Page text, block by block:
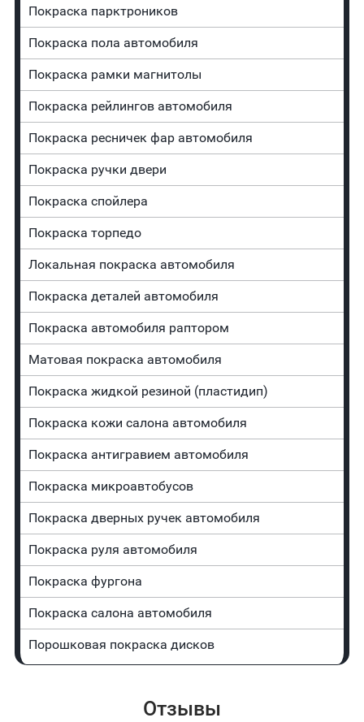
Покраска парктроников
Покраска пола автомобиля
Покраска рамки магнитолы
Покраска рейлингов автомобиля
Покраска ресничек фар автомобиля
Покраска ручки двери
Покраска спойлера
Покраска торпедо
Локальная покраска автомобиля
Покраска деталей автомобиля
Покраска автомобиля раптором
Матовая покраска автомобиля
Покраска жидкой резиной (пластидип)
Покраска кожи салона автомобиля
Покраска антигравием автомобиля
Покраска микроавтобусов
Покраска дверных ручек автомобиля
Покраска руля автомобиля
Покраска фургона
Покраска салона автомобиля
Порошковая покраска дисков
Отзывы